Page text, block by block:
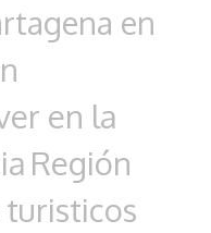
en
en la
Región